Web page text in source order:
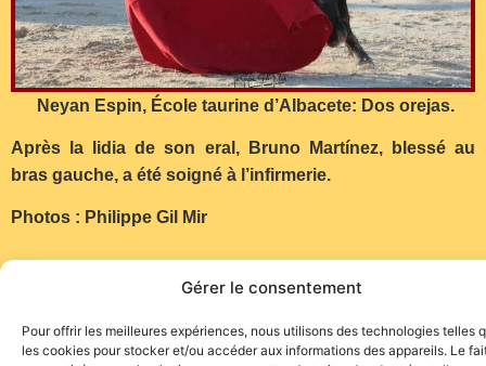
Gérer le consentement
Pour offrir les meilleures expériences, nous utilisons des technologies telles
les cookies pour stocker et/ou accéder aux informations des appareils. Le
Neyan Espin, École taurine d’Albacete: Dos orejas.
Après la lidia de son eral, Bruno Martínez, blessé au
bras gauche, a été soigné à l’infirmerie.
Photos : Philippe Gil Mir